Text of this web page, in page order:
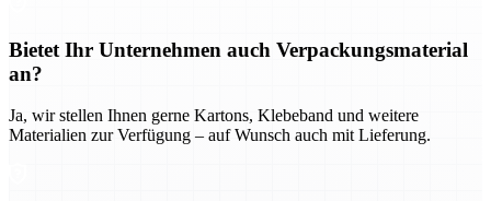
Bietet Ihr Unternehmen auch Verpackungsmaterial
an?
Ja, wir stellen Ihnen gerne Kartons, Klebeband und weitere
Materialien zur Verfügung – auf Wunsch auch mit Lieferung.